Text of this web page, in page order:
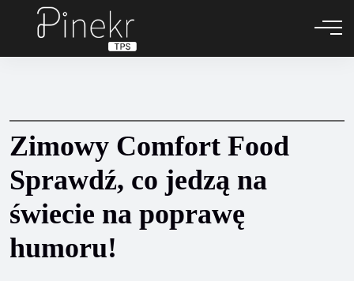
Zimowy Comfort Food
Sprawdź, co jedzą na
świecie na poprawę
humoru!